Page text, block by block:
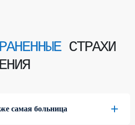
СТРАХИ
самая больница